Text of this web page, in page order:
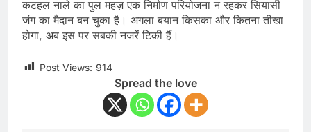
कटहल नाले का पुल महज़ एक निर्माण परियोजना न रहकर सियासी
जंग का मैदान बन चुका है। अगला बयान किसका और कितना तीखा
होगा, अब इस पर सबकी नजरें टिकी हैं।
Post Views: 914
Spread the love